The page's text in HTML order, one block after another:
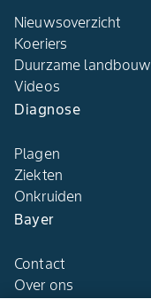
Nieuwsoverzicht
Koeriers
Duurzame landbouw
Videos
Diagnose
Plagen
Ziekten
Onkruiden
Bayer
Contact
Over ons